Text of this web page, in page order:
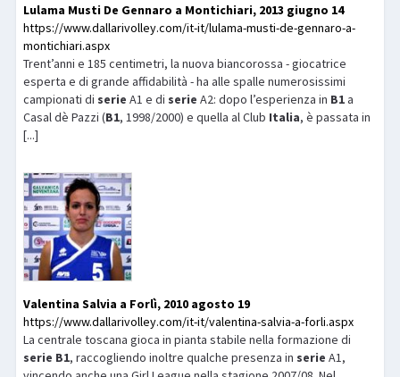
Lulama Musti De Gennaro a Montichiari, 2013 giugno 14
https://www.dallarivolley.com/it-it/lulama-musti-de-gennaro-a-
montichiari.aspx
Trent’anni e 185 centimetri, la nuova biancorossa - giocatrice
esperta e di grande affidabilità - ha alle spalle numerosissimi
campionati di serie A1 e di serie A2: dopo l’esperienza in B1a
Casal dè Pazzi (B1, 1998/2000) e quella al Club Italia, è passata in
[...]
Valentina Salvia a Forlì, 2010 agosto 19
https://www.dallarivolley.com/it-it/valentina-salvia-a-forli.aspx
La centrale toscana gioca in pianta stabile nella formazione di
serie B1, raccogliendo inoltre qualche presenza in serie A1,